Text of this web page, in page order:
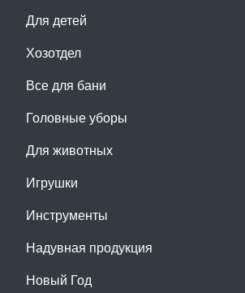
Для детей
Хозотдел
Все для бани
Головные уборы
Для животных
Игрушки
Инструменты
Надувная продукция
Новый Год